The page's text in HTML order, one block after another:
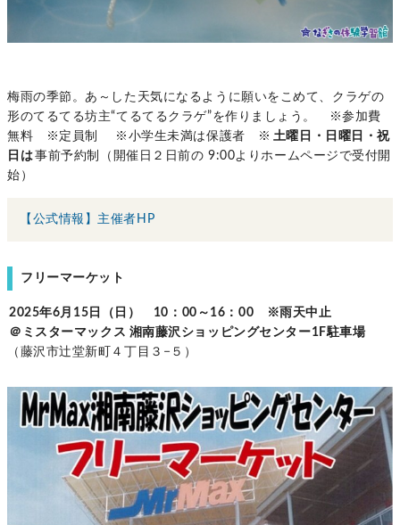
梅雨の季節。あ～した天気になるように願いをこめて、クラゲの
形のてるてる坊主“てるてるクラゲ”を作りましょう。 ※参加費
無料 ※定員制 ※小学生未満は保護者 ※ 土曜日・日曜日・祝
日は事前予約制（開催日２日前の 9:00よりホームページで受付開
始）
【公式情報】主催者HP
フリーマーケット
2025年6月15日（日） 10：00～16：00 ※雨天中止
＠ミスターマックス 湘南藤沢ショッピングセンター1F駐車場
（藤沢市辻堂新町４丁目３−５）